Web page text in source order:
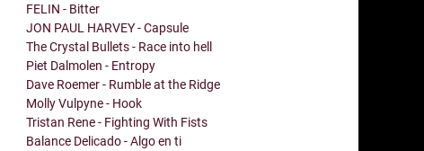
FELIN - Bitter
JON PAUL HARVEY - Capsule
The Crystal Bullets - Race into hell
Piet Dalmolen - Entropy
Dave Roemer - Rumble at the Ridge
Molly Vulpyne - Hook
Tristan Rene - Fighting With Fists
Balance Delicado - Algo en ti